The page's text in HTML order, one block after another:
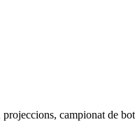
campionat de